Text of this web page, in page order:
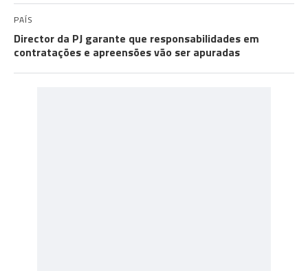
PAÍS
Director da PJ garante que responsabilidades em
contratações e apreensões vão ser apuradas